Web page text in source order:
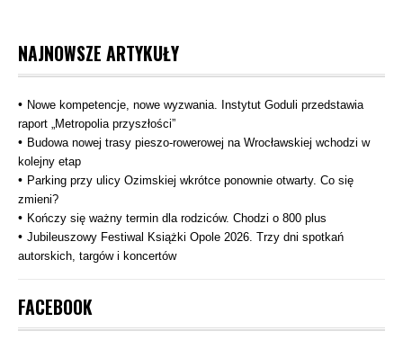
NAJNOWSZE ARTYKUŁY
Nowe kompetencje, nowe wyzwania. Instytut Goduli przedstawia
raport „Metropolia przyszłości”
Budowa nowej trasy pieszo‑rowerowej na Wrocławskiej wchodzi w
kolejny etap
Parking przy ulicy Ozimskiej wkrótce ponownie otwarty. Co się
zmieni?
Kończy się ważny termin dla rodziców. Chodzi o 800 plus
Jubileuszowy Festiwal Książki Opole 2026. Trzy dni spotkań
autorskich, targów i koncertów
FACEBOOK